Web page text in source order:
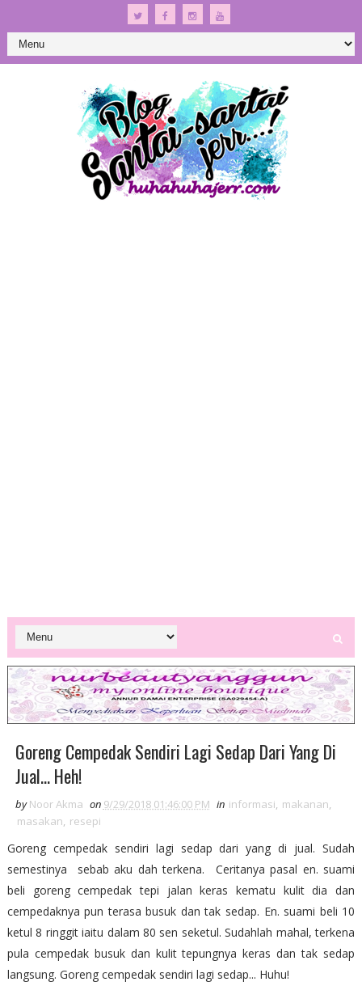
Goreng Cempedak Sendiri Lagi Sedap Dari Yang Di
Jual... Heh!
by Noor Akma on 9/29/2018 01:46:00 PM in informasi, makanan,
masakan, resepi
Goreng cempedak sendiri lagi sedap dari yang di jual. Sudah
semestinya sebab aku dah terkena. Ceritanya pasal en. suami
beli goreng cempedak tepi jalan keras kematu kulit dia dan
cempedaknya pun terasa busuk dan tak sedap. En. suami beli 10
ketul 8 ringgit iaitu dalam 80 sen seketul. Sudahlah mahal, terkena
pula cempedak busuk dan kulit tepungnya keras dan tak sedap
langsung. Goreng cempedak sendiri lagi sedap... Huhu!